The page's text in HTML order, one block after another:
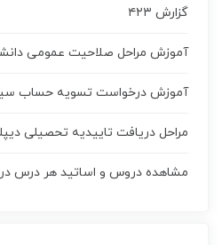
گزارش ۴۲۳
آموزش مراحل صلاحیت عمومی
آموزش درخواست تسويه حساب
مراحل دریافت تاییدیه تحصیلی
مشاهده دروس و اساتید هر درس